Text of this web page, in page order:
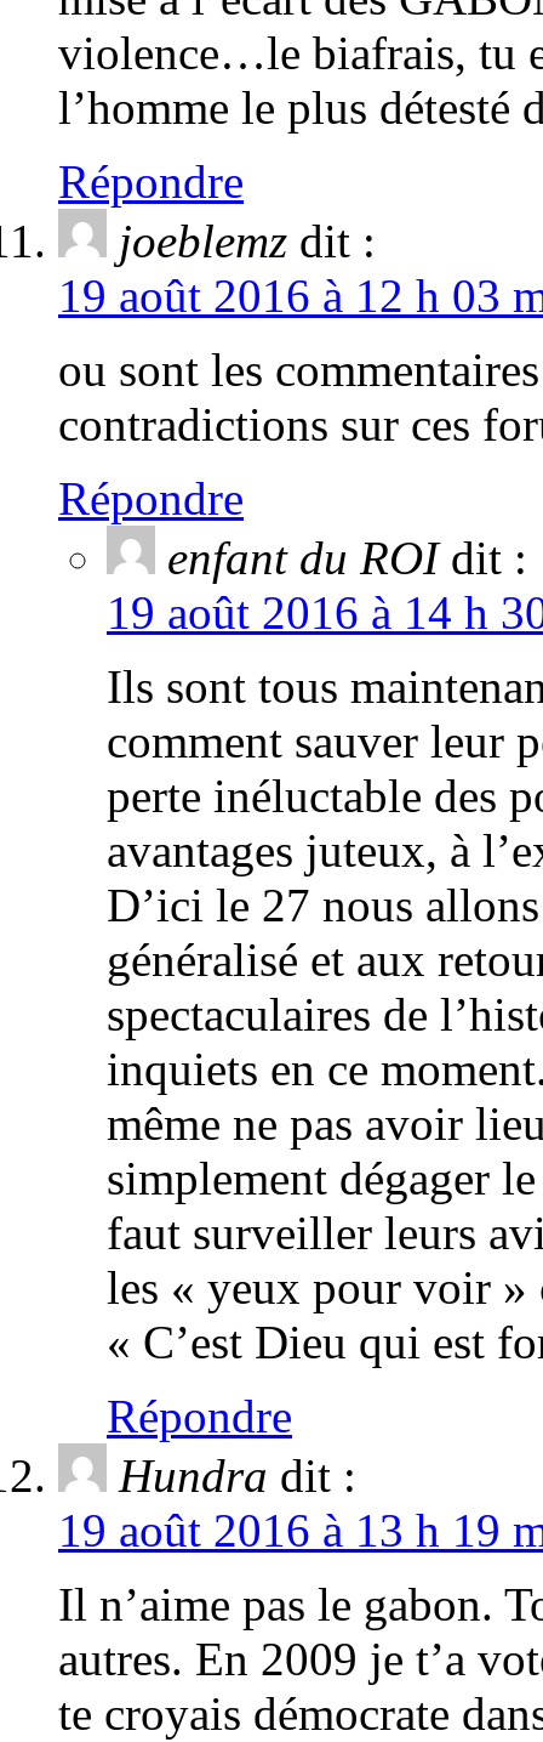
violence…le biafrais, tu
l’homme le plus détesté
Répondre
joeblemz dit :
19 août 2016 à 12 h 03
ou sont les
contradictions sur ces
Répondre
enfant du ROI dit :
19 août 2016 à 14 h
Ils sont tous
comment sauver leur
perte inéluctable des
avantages juteux, à
D’ici le 27 nous
généralisé et aux
spectaculaires de
inquiets en ce
même ne pas avoir
simplement dégager
faut surveiller leurs
les « yeux pour voir
« C’est Dieu qui est
Répondre
Hundra dit :
19 août 2016 à 13 h 19
Il n’aime pas le gabon.
autres. En 2009 je t’a
te croyais démocrate